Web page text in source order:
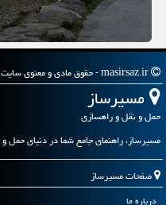
مسیرساز
حمل و نقل و راهسازی
مسیرساز، راهنمای جامع شما در دنیای حمل
صفحات مسیرساز
درباره ما